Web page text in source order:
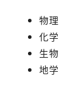
物理
化学
生物
地学